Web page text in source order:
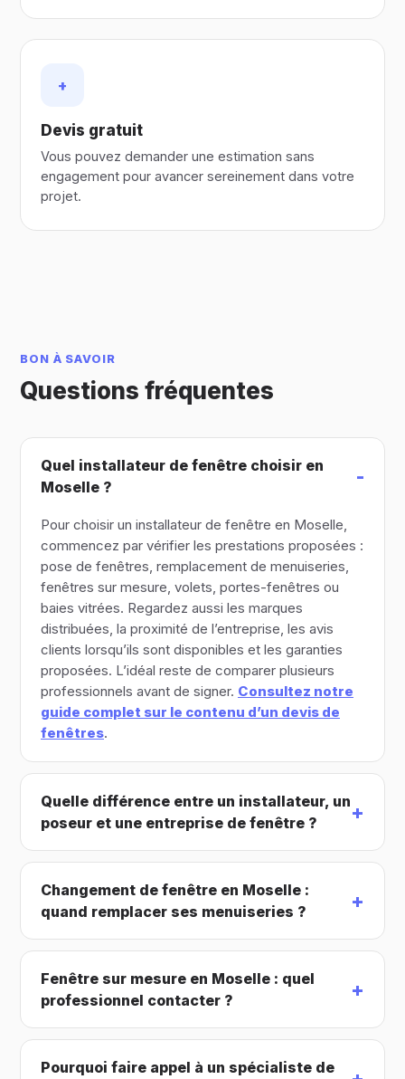
+
Devis gratuit
Vous pouvez demander une estimation sans
engagement pour avancer sereinement dans votre
projet.
BON À SAVOIR
Questions fréquentes
Quel installateur de fenêtre choisir en
Moselle ?
Pour choisir un installateur de fenêtre en Moselle,
commencez par vérifier les prestations proposées :
pose de fenêtres, remplacement de menuiseries,
fenêtres sur mesure, volets, portes-fenêtres ou
baies vitrées. Regardez aussi les marques
distribuées, la proximité de l’entreprise, les avis
clients lorsqu’ils sont disponibles et les garanties
proposées. L’idéal reste de comparer plusieurs
professionnels avant de signer. Consultez notre
guide complet sur le contenu d’un devis de
fenêtres.
Quelle différence entre un installateur, un
poseur et une entreprise de fenêtre ?
Changement de fenêtre en Moselle :
quand remplacer ses menuiseries ?
Fenêtre sur mesure en Moselle : quel
professionnel contacter ?
Pourquoi faire appel à un spécialiste de